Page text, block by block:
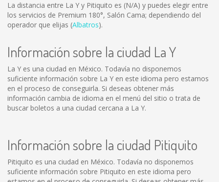
La distancia entre La Y y Pitiquito es (N/A) y puedes elegir entre
los servicios de Premium 180°, Salón Cama; dependiendo del
operador que elijas (Albatros).
Información sobre la ciudad La Y
La Y es una ciudad en México. Todavía no disponemos
suficiente información sobre La Y en este idioma pero estamos
en el proceso de conseguirla. Si deseas obtener más
información cambia de idioma en el menú del sitio o trata de
buscar boletos a una ciudad cercana a La Y.
Información sobre la ciudad Pitiquito
Pitiquito es una ciudad en México. Todavía no disponemos
suficiente información sobre Pitiquito en este idioma pero